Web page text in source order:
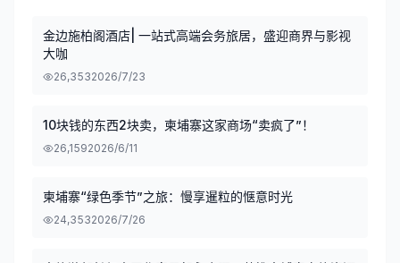
金边施柏阁酒店| 一站式高端会务旅居，盛迎商界与影视
大咖
26,3532026/7/23
10块钱的东西2块卖，柬埔寨这家商场“卖疯了”！
26,1592026/6/11
柬埔寨“绿色季节”之旅：慢享暹粒的惬意时光
24,3532026/7/26